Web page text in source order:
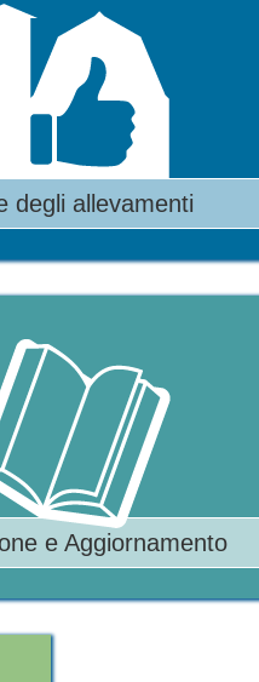
degli allevamenti
e Aggiornamento